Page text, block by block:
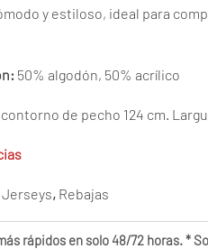
y estiloso, ideal para
50% algodón, 50% acrílico
contorno de pecho 124 cm.
Jerseys, Rebajas
rápidos en solo 48/72 horas. *